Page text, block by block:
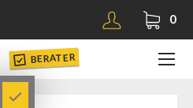
0
BERATER